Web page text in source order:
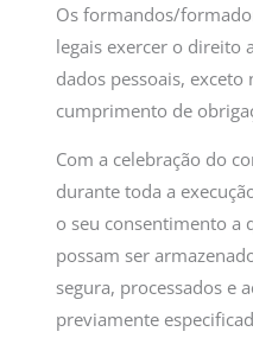
Os formandos/
legais exercer o direito
dados pessoais, exceto
cumprimento de
Com a celebração do
durante toda a
o seu consentimento a
possam ser
segura, processados e
previamente